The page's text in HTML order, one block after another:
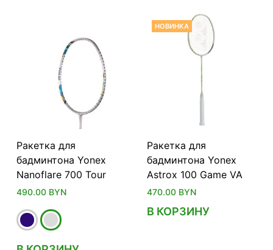
Ракетка для
бадминтона Yonex
Nanoflare 700 Tour
490.00 BYN
НОВИНКА
Ракетка для
бадминтона Yonex
Astrox 100 Game VA
470.00 BYN
В КОРЗИНУ